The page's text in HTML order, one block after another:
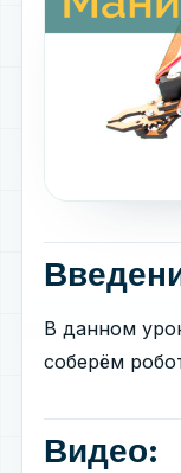
В данном
соберём
Видео: